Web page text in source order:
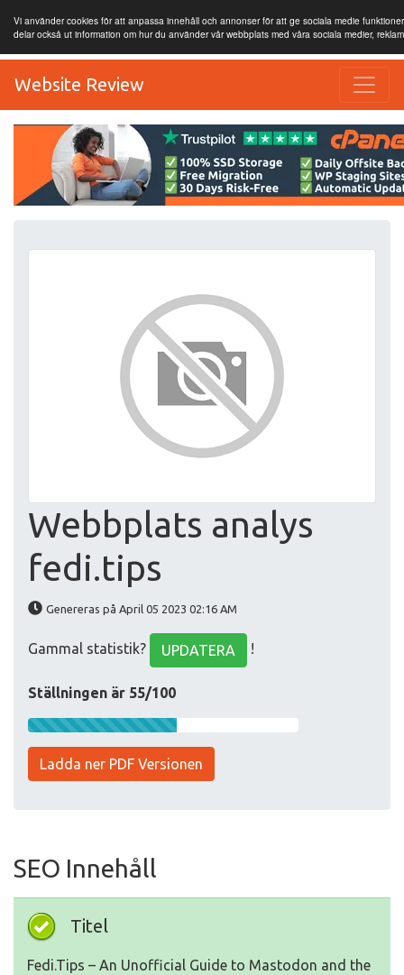
Vi använder cookies för att anpassa innehåll och annonser för att ge sociala medie
delar också ut information om hur du använder vår webbplats med våra sociala medier,
Website Review
Webbplats analys
fedi.tips
Genereras på April 05 2023 02:16 AM
Gammal statistik? UPDATERA !
Ställningen är 55/100
Ladda ner PDF Versionen
SEO Innehåll
Titel
Fedi.Tips – An Unofficial Guide to Mastodon and the